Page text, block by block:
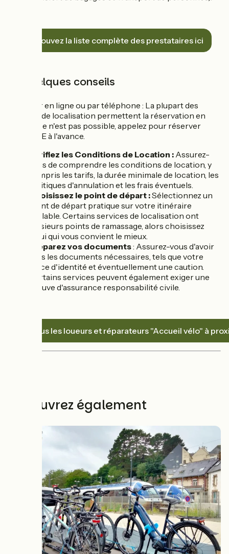
Retrouvez la liste complète des prestataires ici
4️⃣ Quelques conseils
Réserver en ligne ou par téléphone : La plupart des
services de localisation permettent la réservation en
ligne. Si ce n'est pas possible, appelez pour réserver
votre VAE à l'avance.
Vérifiez les Conditions de Location : Assurez-
vous de comprendre les conditions de location, y
compris les tarifs, la durée minimale de location, les
politiques d'annulation et les frais éventuels.
Choisissez le point de départ :Sélectionnez un
point de départ pratique sur votre itinéraire
cyclable. Certains services de localisation ont
plusieurs points de ramassage, alors choisissez
celui qui vous convient le mieux.
Préparez vos documents: Assurez-vous d'avoir
tous les documents nécessaires, tels que votre
pièce d'identité et éventuellement une caution.
Certains services peuvent également exiger une
preuve d'assurance responsabilité civile.
Voir tous les loueurs et réparateurs "Accueil vélo" à
Découvrez également